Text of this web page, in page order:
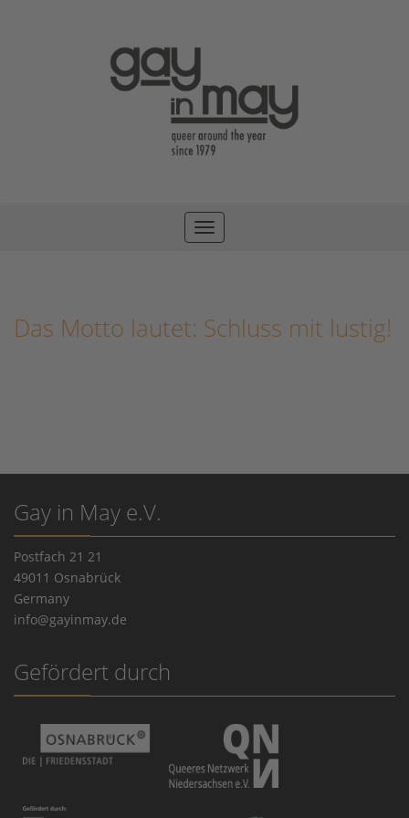
Toggle
Das Motto lautet: Schluss mit lustig!
Gay in May e.V.
Postfach 21 21
49011 Osnabrück
Germany
info@gayinmay.de
Gefördert durch